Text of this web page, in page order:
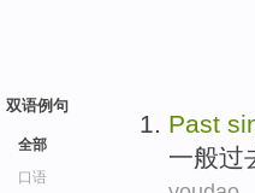
双语例句
全部
口语
Past
一般过